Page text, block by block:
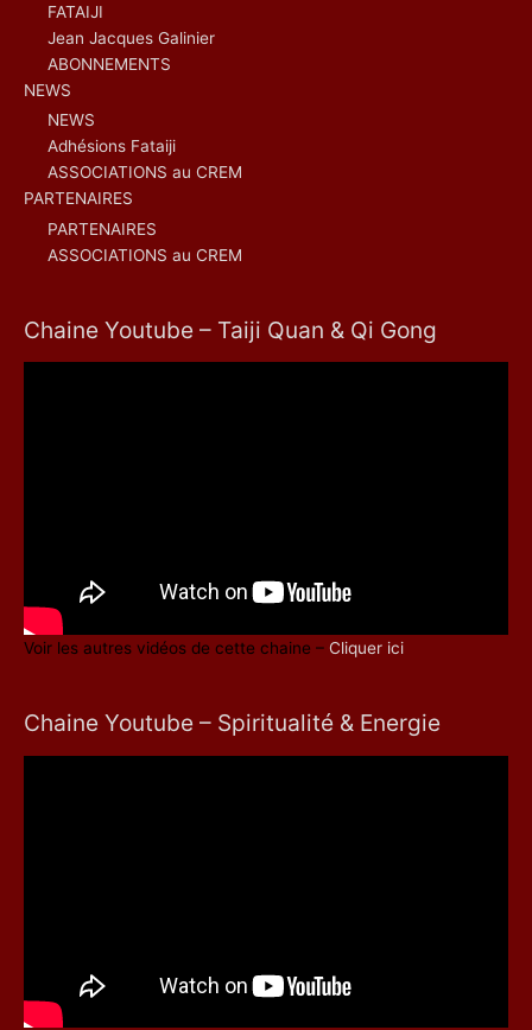
FATAIJI
Jean Jacques Galinier
ABONNEMENTS
NEWS
NEWS
Adhésions Fataiji
ASSOCIATIONS au CREM
PARTENAIRES
PARTENAIRES
ASSOCIATIONS au CREM
Chaine Youtube – Taiji Quan & Qi Gong
Voir les autres vidéos de cette chaine – Cliquer ici
Chaine Youtube – Spiritualité & Energie